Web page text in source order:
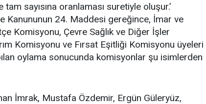
sayısına oranlaması suretiyle oluşur.’
Kanununun 24. Maddesi gereğince, İmar ve
Komisyonu, Çevre Sağlık ve Diğer İşler
Komisyonu ve Fırsat Eşitliği Komisyonu üyeleri
oylama sonucunda komisyonlar şu isimlerden
İmrak, Mustafa Özdemir, Ergün Güleryüz,